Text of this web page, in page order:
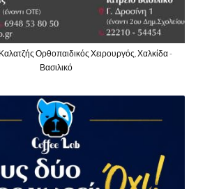
Ορθοπαιδικός Χειρουργός, Χαλκίδα -
Βασιλικό